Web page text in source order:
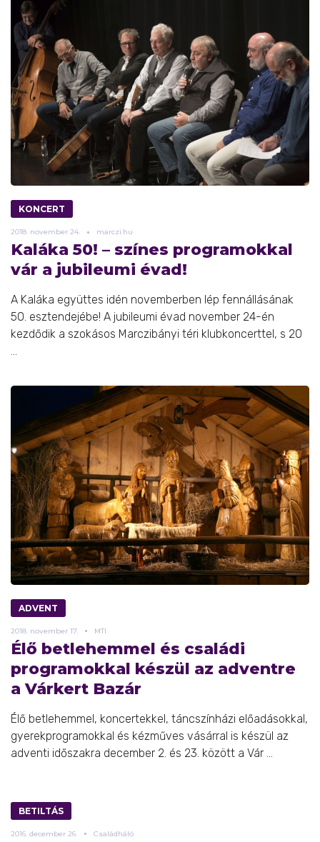
KONCERT
2018. november 24. marczi.hu
Kaláka 50! – színes programokkal
vár a jubileumi évad!
A Kaláka együttes idén novemberben lép fennállásának
50. esztendejébe! A jubileumi évad november 24-én
kezdődik a szokásos Marczibányi téri klubkoncerttel, s 20
...
ADVENT
2018. november 17. MTI
Élő betlehemmel és családi
programokkal készül az adventre
a Várkert Bazár
Élő betlehemmel, koncertekkel, táncszínházi előadásokkal,
gyerekprogramokkal és kézműves vásárral is készül az
adventi időszakra december 2. és 23. között a Vár ...
BETILTÁS
2016. december 26. Családháló